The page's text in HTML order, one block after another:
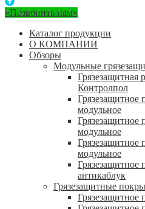
«Позвонить нам»
Каталог продукции
О КОМПАНИИ
Обзоры
Модульные
Грязезащитная
Контролпол
Грязезащитное
модульное
Грязезащитное
модульное
Грязезащитное
модульное
Грязезащитное
антикаблук
Грязезащитные